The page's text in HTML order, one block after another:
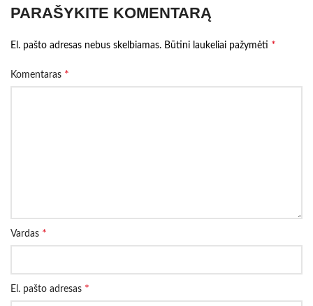
PARAŠYKITE KOMENTARĄ
El. pašto adresas nebus skelbiamas. Būtini laukeliai pažymėti *
Komentaras *
Vardas *
El. pašto adresas *